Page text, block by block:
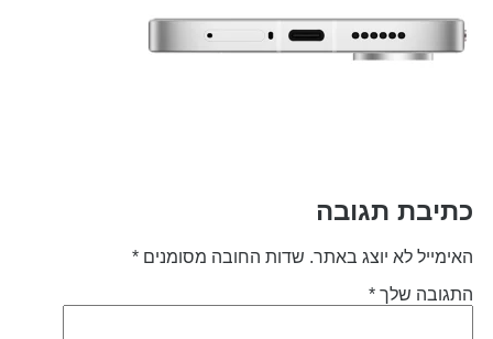
תגובה
לא יוצג באתר. שדות החובה מסומנים*
שלך*